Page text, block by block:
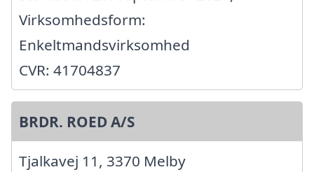
Virksomhedsform:
Enkeltmandsvirksomhed
CVR: 41704837
BRDR. ROED A/S
Tjalkavej 11, 3370 Melby